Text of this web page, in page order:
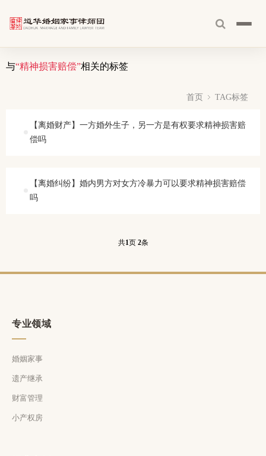
与“精神损害赔偿”相关的标签
首页 TAG标签
【离婚财产】一方婚外生子，另一方是有权要求精神损害赔
偿吗
【离婚纠纷】婚内男方对女方冷暴力可以要求精神损害赔偿
吗
共1页 2条
专业领域
婚姻家事
遗产继承
财富管理
小产权房